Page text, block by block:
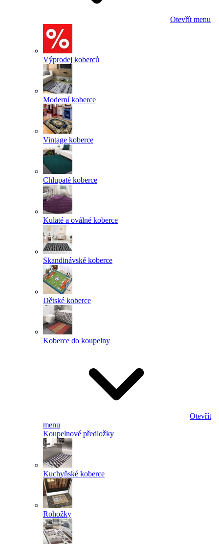
Otevřít menu
Výprodej koberců
Moderní koberce
Vintage koberce
Chlupaté koberce
Kulaté a oválné koberce
Skandinávské koberce
Dětské koberce
Koberce do koupelny
Otevřít
menu
Koupelnové předložky
Kuchyňské koberce
Rohožky